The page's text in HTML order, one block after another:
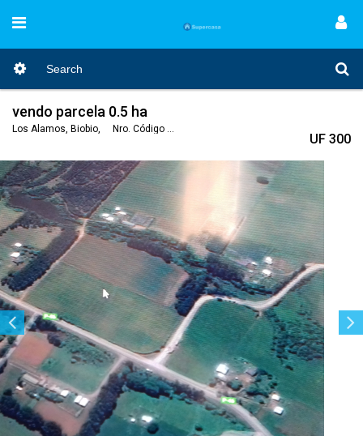
vendo parcela 0.5 ha
Los Álamos, Biobio, Nro. Código 319
UF 300